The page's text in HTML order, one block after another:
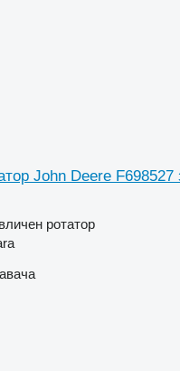
John Deere F698527
ротатор